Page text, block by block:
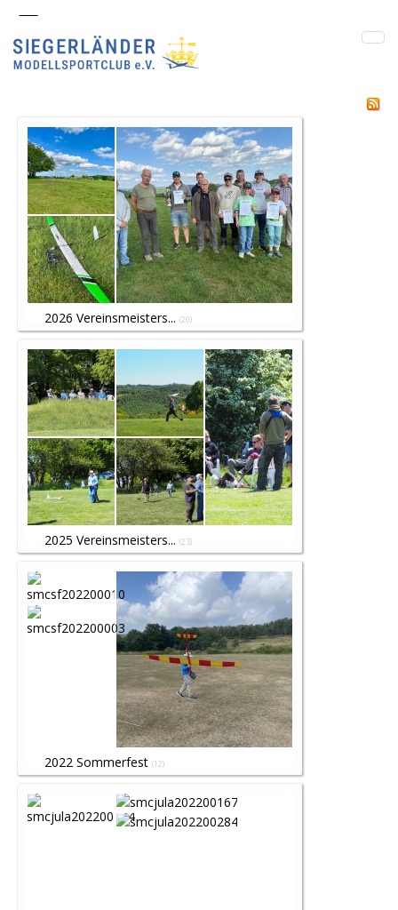
2026 Vereinsmeisters... (20)
2025 Vereinsmeisters... (23)
2022 Sommerfest (12)